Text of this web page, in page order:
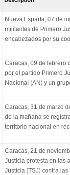
Nueva Esparta, 07 de
militantes de Primero
encabezados por su
Caracas, 09 de febrero
por el partido Primero
Nacional (AN) y un
Caracas, 31 de marzo
de la mañana se
territorio nacional en
Caracas, 21 de
Justicia protesta en las
Justicia (TSJ) contra las